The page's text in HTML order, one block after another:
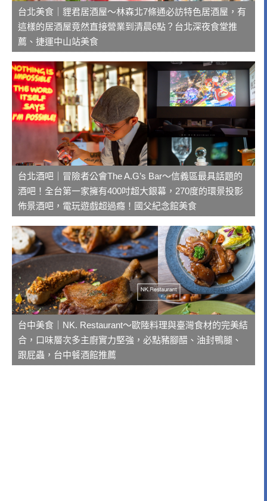
台北美食｜貍君居酒屋～林森北7條通必訪特色居酒屋，有
這樣的居酒屋竟然直接營業到清晨6點？台北深夜食堂推
薦、捷運中山站美食
台北酒吧｜冒險者公會The A.G’s Bar～信義區最具話題的
酒吧！全台第一家擁有400吋超大銀幕，270度的環景投影
佈景酒吧，電玩遊戲超過癮！國父紀念館美食
台中美食｜NK. Restaurant～歐陸料理與臺灣食材的完美結
合，口味層次多主廚實力堅強，必點豬腳醋、油封鴨腿、
跟屁蟲，台中餐酒館推薦